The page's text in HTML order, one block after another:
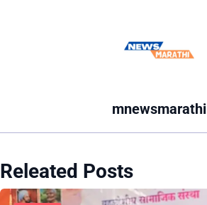
mnewsmarathi
Releated Posts